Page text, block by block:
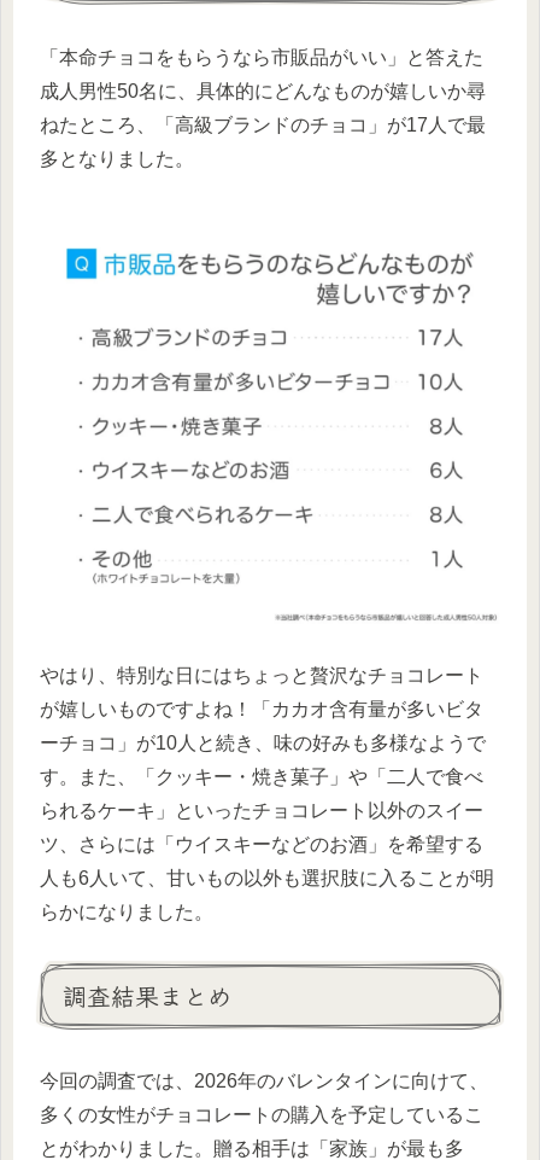
「本命チョコをもらうなら市販品がいい」と答えた
成人男性50名に、具体的にどんなものが嬉しいか尋
ねたところ、「高級ブランドのチョコ」が17人で最
多となりました。
やはり、特別な日にはちょっと贅沢なチョコレート
が嬉しいものですよね！「カカオ含有量が多いビタ
ーチョコ」が10人と続き、味の好みも多様なようで
す。また、「クッキー・焼き菓子」や「二人で食べ
られるケーキ」といったチョコレート以外のスイー
ツ、さらには「ウイスキーなどのお酒」を希望する
人も6人いて、甘いもの以外も選択肢に入ることが明
らかになりました。
調査結果まとめ
今回の調査では、2026年のバレンタインに向けて、
多くの女性がチョコレートの購入を予定しているこ
とがわかりました。贈る相手は「家族」が最も多